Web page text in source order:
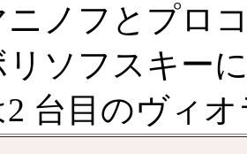
ノフとプロ
リソフスキー
台目のヴィ